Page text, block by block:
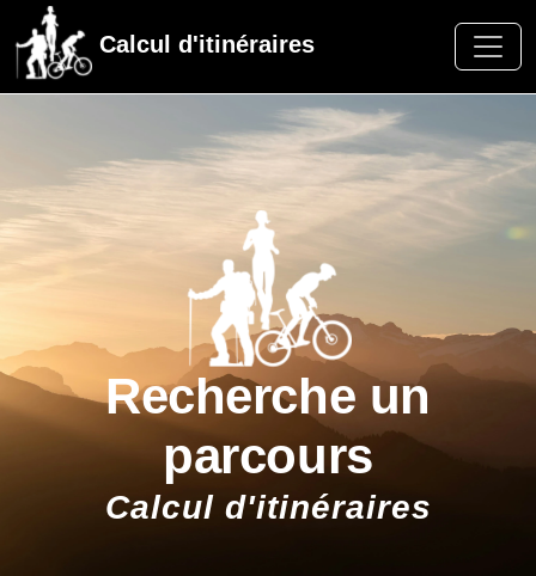
Calcul d'itinéraires
Recherche un
parcours
Calcul d'itinéraires